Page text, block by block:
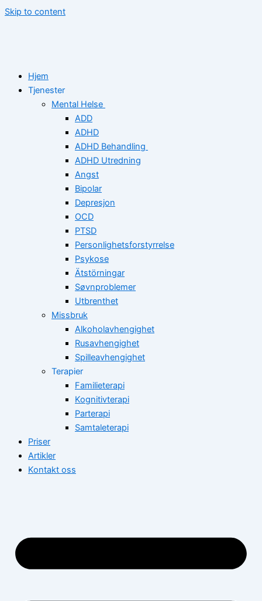
Skip to content
Hjem
Tjenester
Mental Helse
ADD
ADHD
ADHD Behandling
ADHD Utredning
Angst
Bipolar
Depresjon
OCD
PTSD
Personlighetsforstyrrelse
Psykose
Ätstörningar
Søvnproblemer
Utbrenthet
Missbruk
Alkoholavhengighet
Rusavhengighet
Spilleavhengighet
Terapier
Familieterapi
Kognitivterapi
Parterapi
Samtaleterapi
Priser
Artikler
Kontakt oss